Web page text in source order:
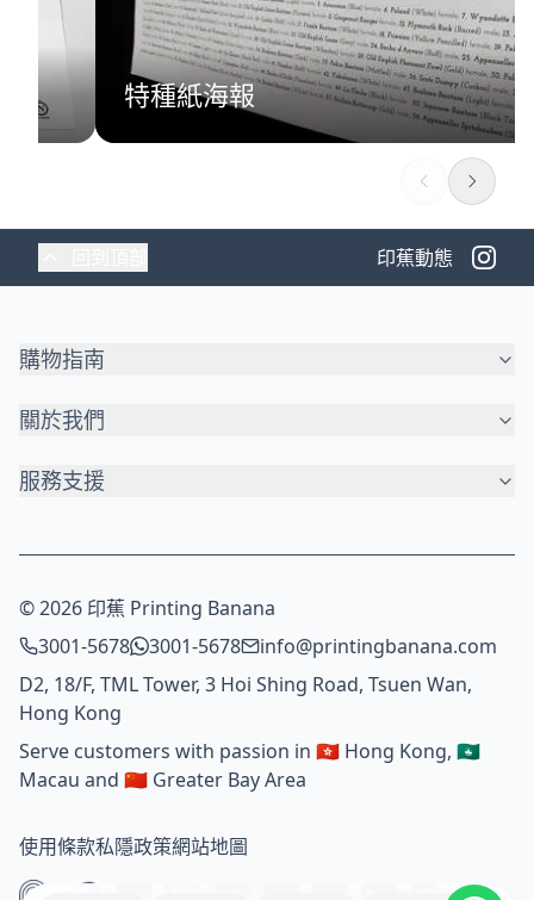
特種紙海報
印蕉動態
購物指南
關於我們
服務支援
© 2026 印蕉 Printing Banana
3001-5678
3001-5678
info@printingbanana.com
D2, 18/F, TML Tower, 3 Hoi Shing Road, Tsuen Wan,
Hong Kong
Serve customers with passion in 🇭🇰 Hong Kong, 🇲🇴
Macau and 🇨🇳 Greater Bay Area
使用條款私隱政策網站地圖